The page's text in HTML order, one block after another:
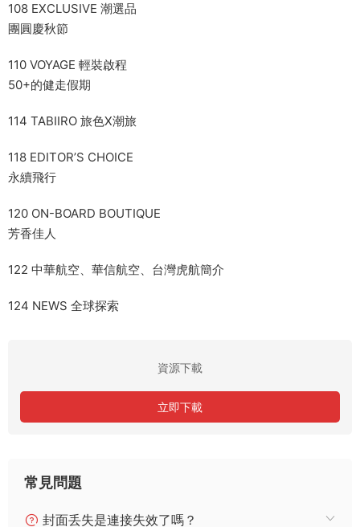
108 EXCLUSIVE 潮選品
團圓慶秋節
110 VOYAGE 輕裝啟程
50+的健走假期
114 TABIIRO 旅色X潮旅
118 EDITOR’S CHOICE
永續飛行
120 ON-BOARD BOUTIQUE
芳香佳人
122 中華航空、華信航空、台灣虎航簡介
124 NEWS 全球探索
資源下載
立即下載
常見問題
封面丢失是連接失效了嗎？